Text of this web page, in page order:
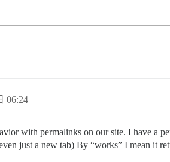
06:24
with permalinks on our site. I have a
just a new tab) By “works” I mean it